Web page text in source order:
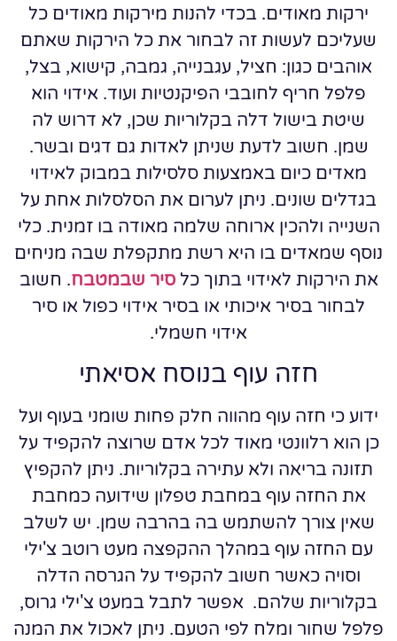
ירקות מאודים. בכדי להנות מירקות מאודים כל
שעליכם לעשות זה לבחור את כל הירקות שאתם
אוהבים כגון: חציל, עגבנייה, גמבה, קישוא, בצל,
פלפל חריף לחובבי הפיקנטיות ועוד. אידוי הוא
שיטת בישול דלה בקלוריות שכן, לא דרוש לה
שמן. חשוב לדעת שניתן לאדות גם דגים ובשר.
מאדים כיום באמצעות סלסילות במבוק לאידוי
בגדלים שונים. ניתן לערום את הסלסלות אחת על
השנייה ולהכין ארוחה שלמה מאודה בו זמנית. כלי
נוסף שמאדים בו היא רשת מתקפלת שבה מניחים
את הירקות לאידוי בתוך כלסיר שבמטבח. חשוב
לבחור בסיר איכותי או בסיר אידוי כפול או סיר
אידוי חשמלי.
חזה עוף בנוסח אסיאתי
ידוע כי חזה עוף מהווה חלק פחות שומני בעוף ועל
כן הוא רלוונטי מאוד לכל אדם שרוצה להקפיד על
תזונה בריאה ולא עתירה בקלוריות. ניתן להקפיץ
את החזה עוף במחבת טפלון שידועה כמחבת
שאין צורך להשתמש בה בהרבה שמן. יש לשלב
עם החזה עוף במהלך ההקפצה מעט רוטב צ'ילי
וסויה כאשר חשוב להקפיד על הגרסה הדלה
בקלוריות שלהם. אפשר לתבל במעט צ'ילי גרוס,
פלפל שחור ומלח לפי הטעם. ניתן לאכול את המנה